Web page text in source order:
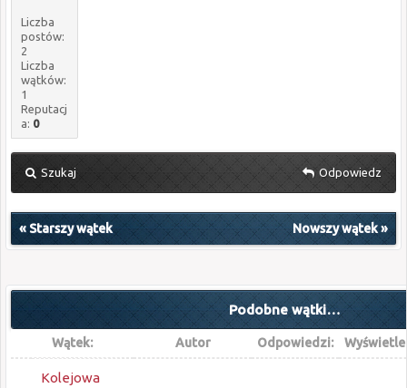
Liczba
postów:
2
Liczba
wątków:
1
Reputacj
a: 0
Szukaj Odpowiedz
« Starszy wątek Nowszy wątek»
Podobne wątki…
Wątek: Autor Odpowiedzi:
Kolejowa